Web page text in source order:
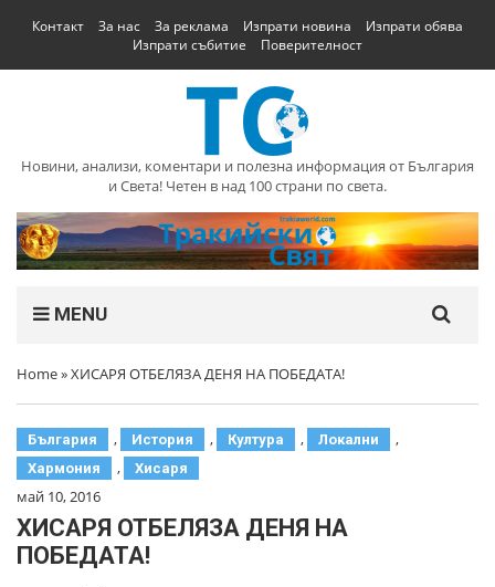
Контакт За нас За реклама Изпрати новина
Изпрати обява
Изпрати събитие
Поверителност
Новини, анализи, коментари и полезна информация от България
и Света! Четен в над 100 страни по света.
MENU
Home»ХИСАРЯ ОТБЕЛЯЗА ДЕНЯ НА ПОБЕДАТА!
България , История , Култура , Локални ,
Хармония , Хисаря
май 10, 2016
ХИСАРЯ ОТБЕЛЯЗА ДЕНЯ НА
ПОБЕДАТА!